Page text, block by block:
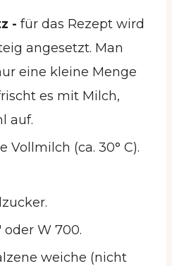
- für das Rezept wird
angesetzt. Man
eine kleine Menge
es mit Milch,
auf.
Vollmilch (ca. 30° C).
oder W 700.
weiche (nicht